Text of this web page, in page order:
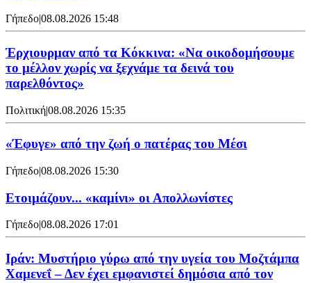
Γήπεδο|08.08.2026 15:48
Έρχιουρμαν από τα Κόκκινα: «Να οικοδομήσουμε
το μέλλον χωρίς να ξεχνάμε τα δεινά του
παρελθόντος»
Πολιτική|08.08.2026 15:35
«Έφυγε» από την ζωή ο πατέρας του Μέσι
Γήπεδο|08.08.2026 15:30
Ετοιμάζουν... «καμίνι» οι Απολλωνίστες
Γήπεδο|08.08.2026 17:01
Ιράν: Μυστήριο γύρω από την υγεία του Μοζτάμπα
Χαμενεΐ – Δεν έχει εμφανιστεί δημόσια από τον